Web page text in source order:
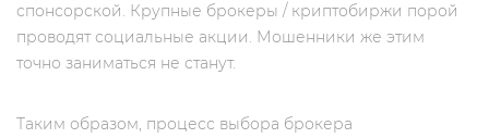
спонсорской. Крупные брокеры / криптобиржи порой
проводят социальные акции. Мошенники же этим
точно заниматься не станут.
Таким образом, процесс выбора брокера